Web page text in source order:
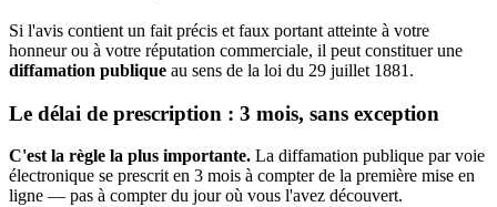
Si l'avis contient un fait précis et faux portant atteinte à votre
honneur ou à votre réputation commerciale, il peut constituer une
diffamation publique au sens de la loi du 29 juillet 1881.
Le délai de prescription : 3 mois, sans exception
C'est la règle la plus importante. La diffamation publique par voie
électronique se prescrit en 3 mois à compter de la première mise en
ligne — pas à compter du jour où vous l'avez découvert.